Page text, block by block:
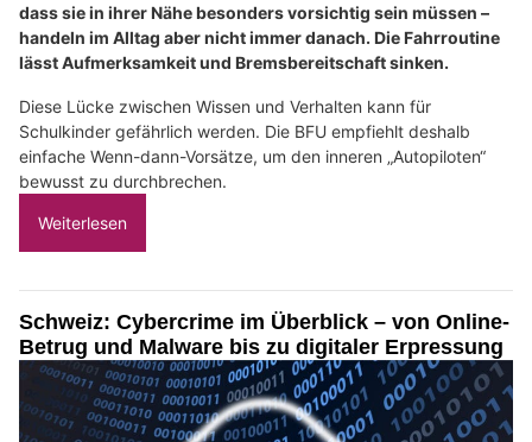
dass sie in ihrer Nähe besonders vorsichtig sein müssen –
handeln im Alltag aber nicht immer danach. Die Fahrroutine
lässt Aufmerksamkeit und Bremsbereitschaft sinken.
Diese Lücke zwischen Wissen und Verhalten kann für
Schulkinder gefährlich werden. Die BFU empfiehlt deshalb
einfache Wenn-dann-Vorsätze, um den inneren „Autopiloten“
bewusst zu durchbrechen.
Weiterlesen
Schweiz: Cybercrime im Überblick – von Online-
Betrug und Malware bis zu digitaler Erpressung